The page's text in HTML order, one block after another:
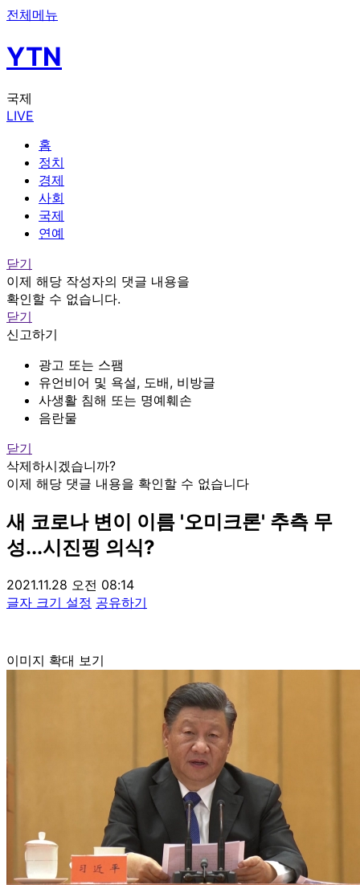
전체메뉴
YTN
국제
LIVE
홈
정치
경제
사회
국제
연예
닫기
이제 해당 작성자의 댓글 내용을
확인할 수 없습니다.
닫기
신고하기
광고 또는 스팸
유언비어 및 욕설, 도배, 비방글
사생활 침해 또는 명예훼손
음란물
닫기
삭제하시겠습니까?
이제 해당 댓글 내용을 확인할 수 없습니다
새 코로나 변이 이름 '오미크론' 추측 무
성...시진핑 의식?
2021.11.28 오전 08:14
글자 크기 설정 공유하기
이미지 확대 보기